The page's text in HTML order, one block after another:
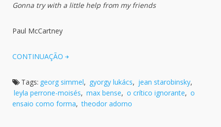
Gonna try with a little help from my friends
Paul McCartney
CONTINUAÇÃO
Tags: georg simmel, gyorgy lukács, jean starobinsky,
leyla perrone-moisés, max bense, o crítico ignorante, o
ensaio como forma, theodor adorno